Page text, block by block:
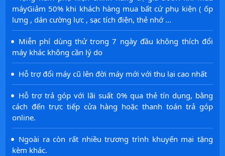
máyGiảm 50% khi khách hàng mua bất cứ phụ kiện ( ốp
lưng , dán cường lực , sạc tích điện, thẻ nhớ ...
· Miễn phí dùng thử trong 7 ngày đầu không thích đổi
máy khác không cần lý do
· Hỗ trợ đổi máy cũ lên đời máy mới với thu lại cao nhất
· Hỗ trợ trả góp với lãi suất 0% qua thẻ tín dụng, bằng
cách đến trực tiếp cửa hàng hoặc thanh toán trả góp
online.
· Ngoài ra còn rất nhiều trương trình khuyến mại tặng
kèm khác.